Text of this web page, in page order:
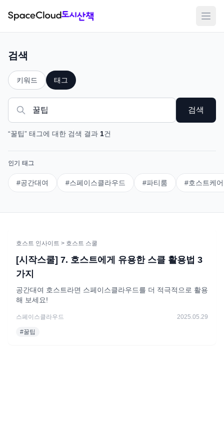
메뉴
검색
키워드 태그
검색
“꿀팁” 태그에 대한 검색 결과 1건
인기 태그
#공간대여 #스페이스클라우드 #파티룸 #호스트케어
호스트 인사이트 > 호스트 스쿨
[시작스쿨] 7. 호스트에게 유용한 스클 활용법 3
가지
공간대여 호스트라면 스페이스클라우드를 더 적극적으로 활용
해 보세요!
스페이스클라우드 2025.05.29
#꿀팁